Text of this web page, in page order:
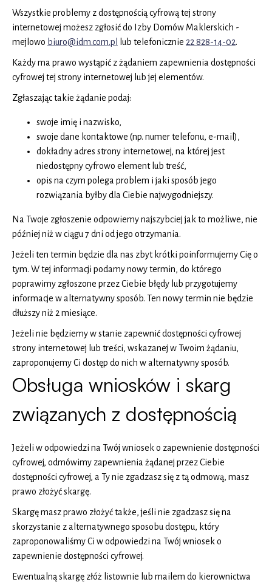
Wszystkie problemy z dostępnością cyfrową tej strony
internetowej możesz zgłosić do
Izby Domów Maklerskich -
mejlowo biuro@idm.com.pl lub telefonicznie 22 828-14-02.
Każdy ma prawo wystąpić z żądaniem zapewnienia dostępności
cyfrowej tej strony internetowej lub jej elementów.
Zgłaszając takie żądanie podaj:
swoje imię i nazwisko,
swoje dane kontaktowe (np. numer telefonu, e-mail),
dokładny adres strony internetowej, na której jest
niedostępny cyfrowo element lub treść,
opis na czym polega problem i jaki sposób jego
rozwiązania byłby dla Ciebie najwygodniejszy.
Na Twoje zgłoszenie odpowiemy najszybciej jak to możliwe, nie
później niż w ciągu 7 dni od jego otrzymania.
Jeżeli ten termin będzie dla nas zbyt krótki poinformujemy Cię o
tym. W tej informacji podamy nowy termin, do którego
poprawimy zgłoszone przez Ciebie błędy lub przygotujemy
informacje w alternatywny sposób. Ten nowy termin nie będzie
dłuższy niż 2 miesiące.
Jeżeli nie będziemy w stanie zapewnić dostępności cyfrowej
strony internetowej lub treści, wskazanej w Twoim żądaniu,
zaproponujemy Ci dostęp do nich w alternatywny sposób.
Obsługa wniosków i skarg
związanych z dostępnością
Jeżeli w odpowiedzi na Twój wniosek o zapewnienie dostępności
cyfrowej, odmówimy zapewnienia żądanej przez Ciebie
dostępności cyfrowej, a Ty nie zgadzasz się z tą odmową, masz
prawo złożyć skargę.
Skargę masz prawo złożyć także, jeśli nie zgadzasz się na
skorzystanie z alternatywnego sposobu dostępu, który
zaproponowaliśmy Ci w odpowiedzi na Twój wniosek o
zapewnienie dostępności cyfrowej.
Ewentualną skargę złóż listownie lub mailem do kierownictwa